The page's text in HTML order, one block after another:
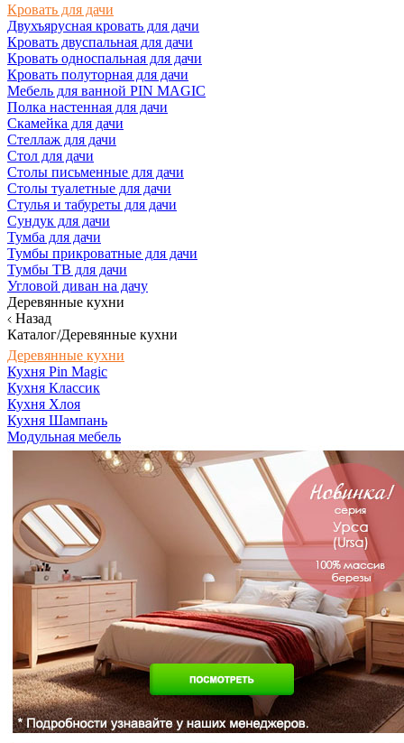
Кровать для дачи
Двухъярусная кровать для дачи
Кровать двуспальная для дачи
Кровать односпальная для дачи
Кровать полуторная для дачи
Мебель для ванной PIN MAGIC
Полка настенная для дачи
Скамейка для дачи
Стеллаж для дачи
Стол для дачи
Столы письменные для дачи
Столы туалетные для дачи
Стулья и табуреты для дачи
Сундук для дачи
Тумба для дачи
Тумбы прикроватные для дачи
Тумбы ТВ для дачи
Угловой диван на дачу
Деревянные кухни
Назад
Каталог/Деревянные кухни
Деревянные кухни
Кухня Pin Magic
Кухня Классик
Кухня Хлоя
Кухня Шампань
Модульная мебель